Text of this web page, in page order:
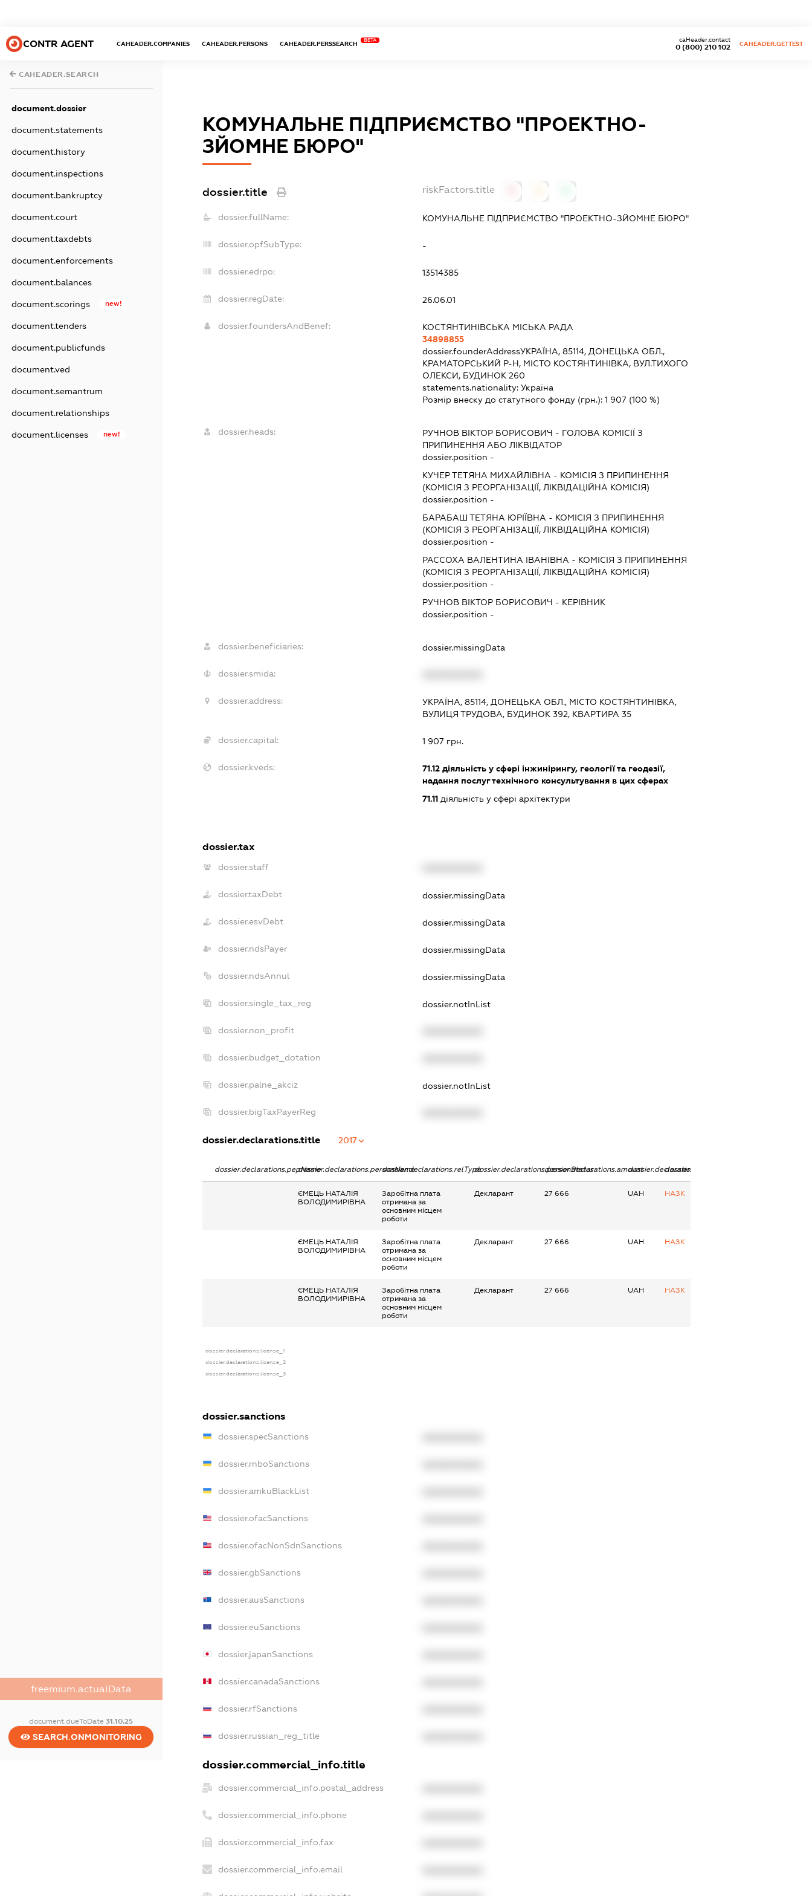
CONTR AGENT CAHEADER.COMPANIES CAHEADER.PERSONS CAHEADER.PERSSEARCH
BETA
0 (800) 210 102
caHeader.contact
CAHEADER.GETTEST
CAHEADER.SEARCH
document.dossier
document.statements
document.history
document.inspections
document.bankruptcy
document.court
document.taxdebts
document.enforcements
document.balances
document.scorings new!
document.tenders
document.publicfunds
document.ved
document.semantrum
document.relationships
document.licenses new!
freemium.actualData
document.dueToDate31.10.25
SEARCH.ONMONITORING
КОМУНАЛЬНЕ ПІДПРИЄМСТВО "ПРОЕКТНО-
ЗЙОМНЕ БЮРО"
dossier.title riskFactors.title
dossier.fullName: КОМУНАЛЬНЕ ПІДПРИЄМСТВО "ПРОЕКТНО-ЗЙОМНЕ БЮРО"
dossier.opfSubType: -
dossier.edrpo: 13514385
dossier.regDate: 26.06.01
dossier.foundersAndBenef:
КОСТЯНТИНІВСЬКА МІСЬКА РАДА
34898855
dossier.founderAddressУКРАЇНА, 85114, ДОНЕЦЬКА ОБЛ.,
КРАМАТОРСЬКИЙ Р-Н, МІСТО КОСТЯНТИНІВКА, ВУЛ.ТИХОГО
ОЛЕКСИ, БУДИНОК 260
statements.nationality: Україна
Розмір внеску до статутного фонду (грн.): 1 907(100 %)
dossier.heads: РУЧНОВ ВІКТОР БОРИСОВИЧ - ГОЛОВА КОМІСІЇ З
ПРИПИНЕННЯ АБО ЛІКВІДАТОР
dossier.position -
КУЧЕР ТЕТЯНА МИХАЙЛІВНА - КОМІСІЯ З ПРИПИНЕННЯ
(КОМІСІЯ З РЕОРГАНІЗАЦІЇ, ЛІКВІДАЦІЙНА КОМІСІЯ)
dossier.position -
БАРАБАШ ТЕТЯНА ЮРІЇВНА - КОМІСІЯ З ПРИПИНЕННЯ
(КОМІСІЯ З РЕОРГАНІЗАЦІЇ, ЛІКВІДАЦІЙНА КОМІСІЯ)
dossier.position -
РАССОХА ВАЛЕНТИНА ІВАНІВНА - КОМІСІЯ З ПРИПИНЕННЯ
(КОМІСІЯ З РЕОРГАНІЗАЦІЇ, ЛІКВІДАЦІЙНА КОМІСІЯ)
dossier.position -
РУЧНОВ ВІКТОР БОРИСОВИЧ - КЕРІВНИК
dossier.position -
dossier.beneficiaries: dossier.missingData
dossier.smida:
dossier.address:
УКРАЇНА, 85114, ДОНЕЦЬКА ОБЛ., МІСТО КОСТЯНТИНІВКА,
ВУЛИЦЯ ТРУДОВА, БУДИНОК 392, КВАРТИРА 35
dossier.capital: 1 907 грн.
dossier.kveds: 71.12діяльність у сфері інжинірингу, геології та геодезії,
надання послуг технічного консультування в цих сферах
71.11діяльність у сфері архітектури
dossier.tax
dossier.staff
dossier.taxDebt dossier.missingData
dossier.esvDebt dossier.missingData
dossier.ndsPayer dossier.missingData
dossier.ndsAnnul dossier.missingData
dossier.single_tax_reg dossier.notInList
dossier.non_profit
dossier.budget_dotation
dossier.palne_akciz dossier.notInList
dossier.bigTaxPayerReg
dossier.declarations.title 2017
dossier.declarations.pepNamedossier.declarations.personNamedossier.declarations.relTypedossier.declarations.personStatusdossier.declarations.amountdossier.declarations.currency
dossier.declarations.source
ЄМЕЦЬ НАТАЛІЯ
ВОЛОДИМИРІВНА
Заробітна плата
отримана за
основним місцем
роботи
Декларант 27 666 UAH НАЗК
ЄМЕЦЬ НАТАЛІЯ
ВОЛОДИМИРІВНА
Заробітна плата
отримана за
основним місцем
роботи
Декларант 27 666 UAH НАЗК
ЄМЕЦЬ НАТАЛІЯ
ВОЛОДИМИРІВНА
Заробітна плата
отримана за
основним місцем
роботи
Декларант 27 666 UAH НАЗК
dossier.declarations.license_1
dossier.declarations.license_2
dossier.declarations.license_3
dossier.sanctions
dossier.specSanctions
dossier.rnboSanctions
dossier.amkuBlackList
dossier.ofacSanctions
dossier.ofacNonSdnSanctions
dossier.gbSanctions
dossier.ausSanctions
dossier.euSanctions
dossier.japanSanctions
dossier.canadaSanctions
dossier.rfSanctions
dossier.russian_reg_title
dossier.commercial_info.title
dossier.commercial_info.postal_address
dossier.commercial_info.phone
dossier.commercial_info.fax
dossier.commercial_info.email